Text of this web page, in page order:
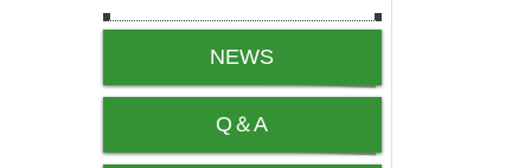
NEWS
Q＆A